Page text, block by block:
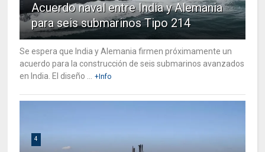
Acuerdo naval entre India y Alemania
para seis submarinos Tipo 214
Se espera que India y Alemania firmen próximamente un
acuerdo para la construcción de seis submarinos avanzados
en India. El diseño ... +Info
4